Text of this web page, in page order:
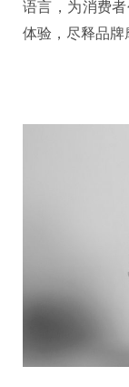
语言，为消费
体验，尽释品牌